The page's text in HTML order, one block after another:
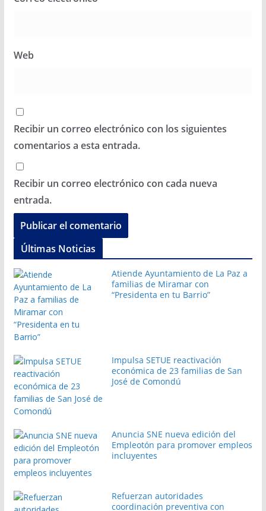
Web
Recibir un correo electrónico con los siguientes
comentarios a esta entrada.
Recibir un correo electrónico con cada nueva
entrada.
Últimas Noticias
Atiende Ayuntamiento de La Paz a
familias de Miramar con
“Presidenta en tu Barrio”
Impulsa SETUE reactivación
económica de 23 familias de San
José de Comondú
Anuncia SNE nueva edición del
Empleotón para promover empleos
incluyentes
Refuerzan autoridades
coordinación preventiva con